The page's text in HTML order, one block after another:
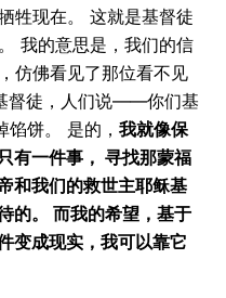
牲现在。 这就是基督徒
我的意思是，我们的信
仿佛看见了那位看不见
督徒，人们说——你们基
饼。 是的， 我就像保
一件事， 寻找那蒙福
和我们的救世主耶稣基
的。 而我的希望，基于
变成现实，我可以靠它